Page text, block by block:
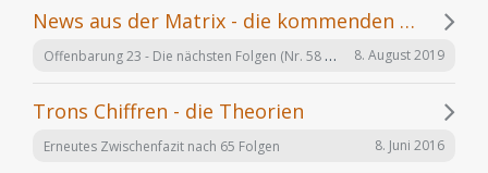
News aus der Matrix - die kommenden Folgen
Offenbarung 23 - Die nächsten Folgen (Nr. 58 bis X) 8. August 2019
Trons Chiffren - die Theorien
Erneutes Zwischenfazit nach 65 Folgen 8. Juni 2016